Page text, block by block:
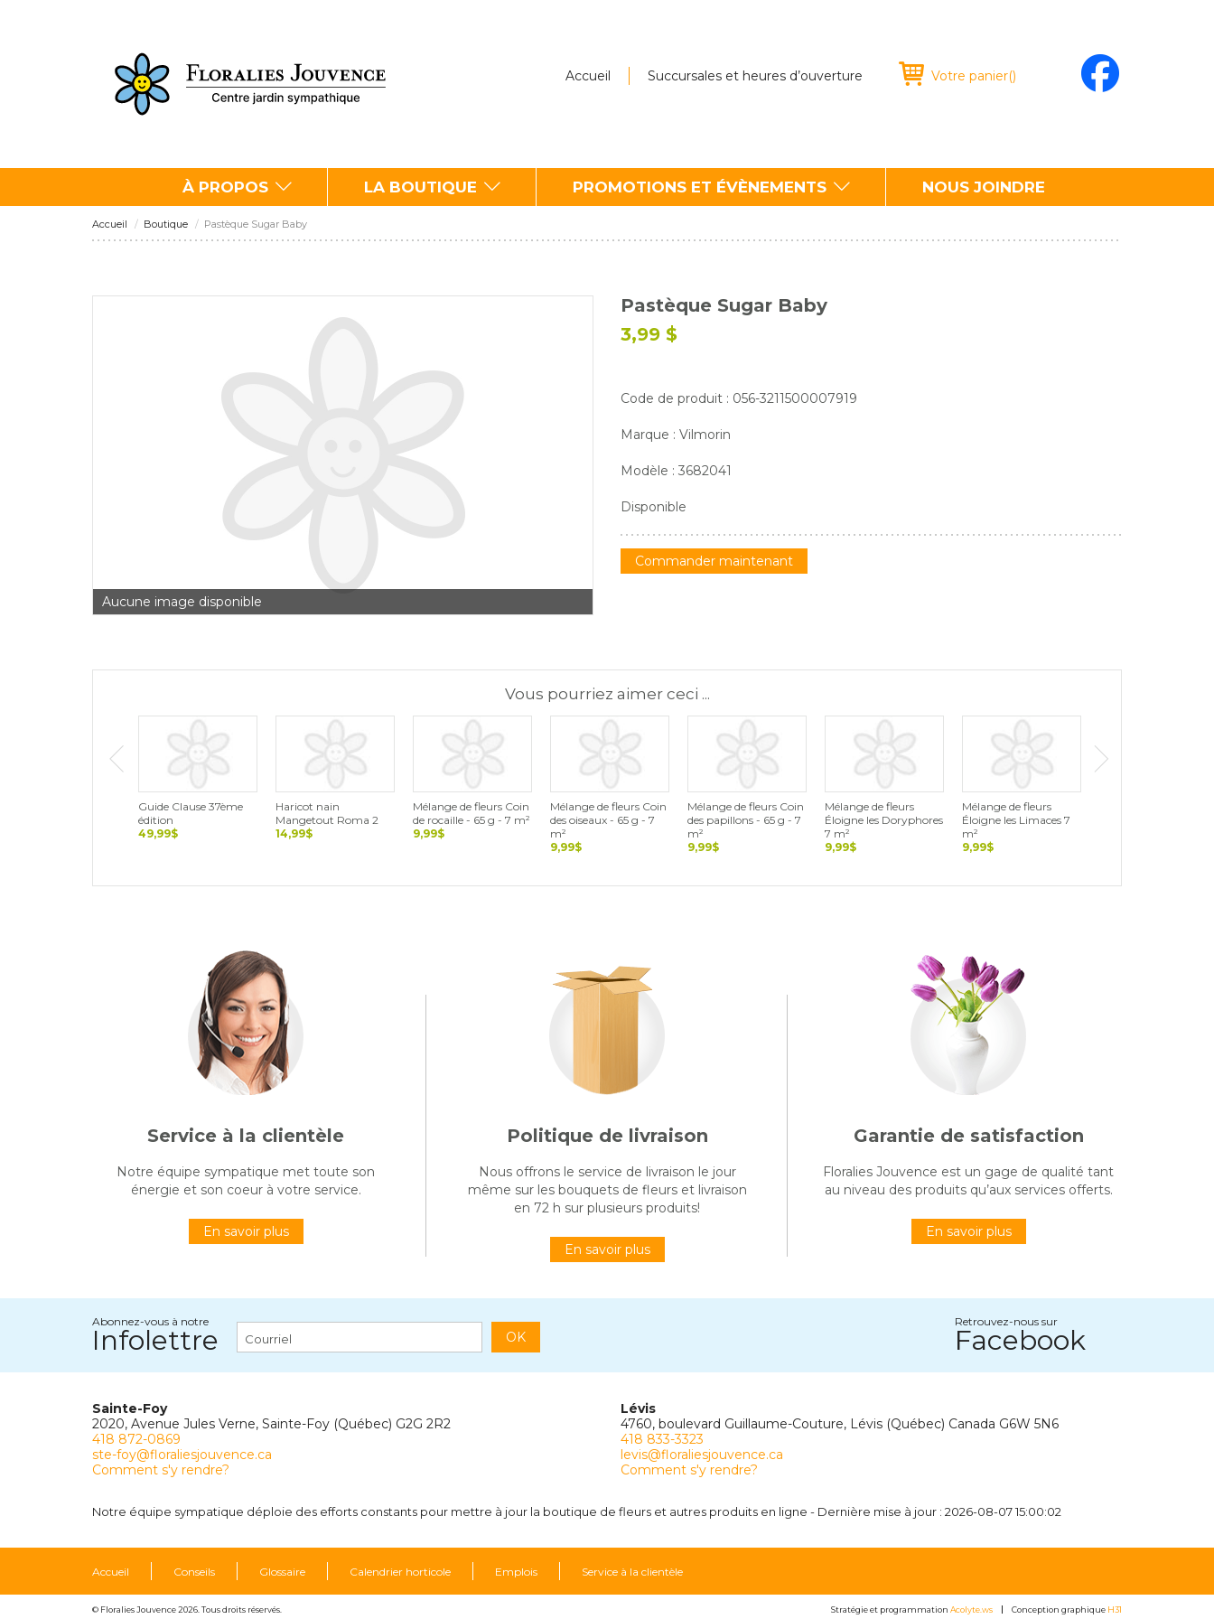
Accueil Succursales et heures d’ouverture Votre panier()
À PROPOS LA BOUTIQUE PROMOTIONS ET ÉVÈNEMENTS NOUS JOINDRE
Accueil Boutique Pastèque Sugar Baby
Aucune image disponible
Pastèque Sugar Baby
3,99 $
Code de produit : 056-3211500007919
Marque : Vilmorin
Modèle : 3682041
Disponible
Commander maintenant
Vous pourriez aimer ceci ...
Guide Clause 37ème
édition
49,99$
Haricot nain
Mangetout Roma 2
14,99$
Mélange de fleurs Coin
de rocaille - 65 g - 7 m²
9,99$
Mélange de fleurs Coin
des oiseaux - 65 g - 7
m²
9,99$
Mélange de fleurs Coin
des papillons - 65 g - 7
m²
9,99$
Mélange de fleurs
Éloigne les Doryphores
7 m²
9,99$
Mélange de fleurs
Éloigne les Limaces 7
m²
9,99$
Service à la clientèle
Notre équipe sympatique met toute son
énergie et son coeur à votre service.
En savoir plus
Politique de livraison
Nous offrons le service de livraison le jour
même sur les bouquets de fleurs et livraison
en 72 h sur plusieurs produits!
En savoir plus
Garantie de satisfaction
Floralies Jouvence est un gage de qualité tant
au niveau des produits qu’aux services offerts.
En savoir plus
Abonnez-vous à notre
Infolettre OK
Retrouvez-nous sur
Facebook
Sainte-Foy
2020, Avenue Jules Verne, Sainte-Foy (Québec) G2G 2R2
418 872-0869
ste-foy@floraliesjouvence.ca
Comment s'y rendre?
Lévis
4760, boulevard Guillaume-Couture, Lévis (Québec) Canada G6W 5N6
418 833-3323
levis@floraliesjouvence.ca
Comment s'y rendre?
Notre équipe sympatique déploie des efforts constants pour mettre à jour la boutique de fleurs et autres produits en ligne - Dernière mise à jour : 2026-08-07 15:00:02
Accueil Conseils Glossaire Calendrier horticole Emplois Service à la clientèle
© Floralies Jouvence 2026. Tous droits réservés. Stratégie et programmation Acolyte.ws Conception graphique H31